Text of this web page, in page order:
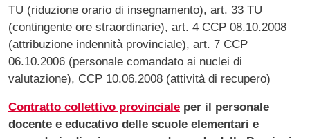
TU (riduzione orario di insegnamento), art. 33 TU
(contingente ore straordinarie), art. 4 CCP 08.10.2008
(attribuzione indennità provinciale), art. 7 CCP
06.10.2006 (personale comandato ai nuclei di
valutazione), CCP 10.06.2008 (attività di recupero)
Contratto collettivo provinciale per il personale
docente e educativo delle scuole elementari e